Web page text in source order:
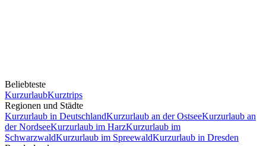
Beliebteste
KurzurlaubKurztrips
Regionen und Städte
Kurzurlaub in DeutschlandKurzurlaub an der OstseeKurzurlaub an
der NordseeKurzurlaub im HarzKurzurlaub im
SchwarzwaldKurzurlaub im SpreewaldKurzurlaub in Dresden